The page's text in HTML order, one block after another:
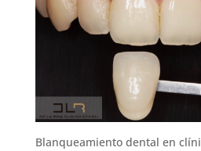
Blanqueamiento dental en